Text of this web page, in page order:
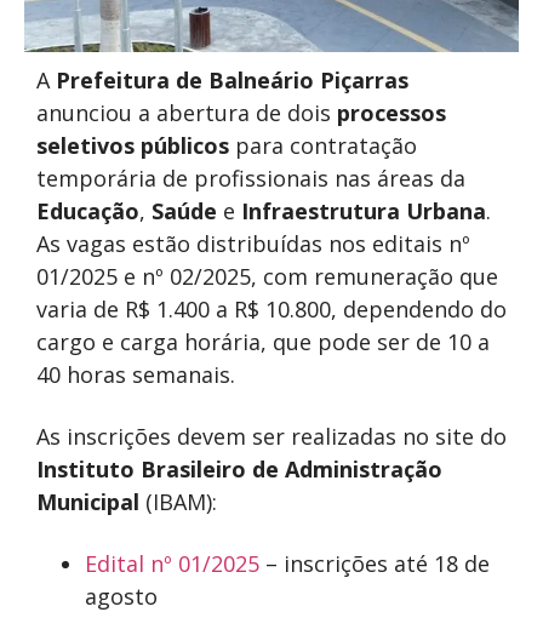
A Prefeitura de Balneário Piçarras
anunciou a abertura de dois processos
seletivos públicos para contratação
temporária de profissionais nas áreas da
Educação, Saúde e Infraestrutura Urbana.
As vagas estão distribuídas nos editais nº
01/2025 e nº 02/2025, com remuneração que
varia de R$ 1.400 a R$ 10.800, dependendo do
cargo e carga horária, que pode ser de 10 a
40 horas semanais.
As inscrições devem ser realizadas no site do
Instituto Brasileiro de Administração
Municipal (IBAM):
Edital nº 01/2025 – inscrições até 18 de
agosto